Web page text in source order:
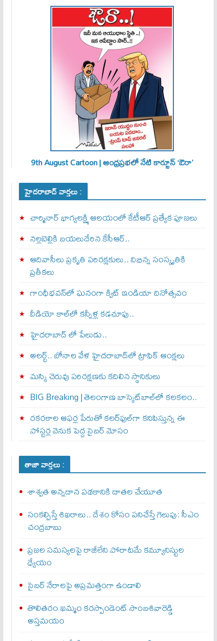
9th August Cartoon | ఆంధ్రప్రభలో నేటి కార్టూన్ ‘ఔరా’
హైదరాబాద్ వార్తలు :
చార్మినార్‌ భాగ్యలక్ష్మి ఆలయంలో కేటీఆర్ ప్రత్యేక పూజలు
నల్లబెల్లికి బయలుదేరిన కేసీఆర్‌..
ఆదివాసీలు ప్రకృతి పరిరక్షకులు.. విభిన్న సంస్కృతికి
ప్రతీకలు
గాంధీభవన్‌లో ఘనంగా క్విట్‌ ఇండియా దినోత్సవం
వీడియో కాల్‌లో కన్నీళ్ల కడచూపు..
హైదరాబాద్ లో పేలుడు..
అలర్ట్‌.. బోనాల వేళ హైదరాబాద్‌లో ట్రాఫిక్‌ ఆంక్షలు
మస్కి చెరువు పరిరక్షణకు కదిలిన స్థానికులు
BIG Breaking | తెలంగాణ బాస్కెట్‌బాల్‌లో కలకలం..
రకరకాల ఆఫర్ల పేరుతో కలర్‌ఫుల్‌గా కనిపిస్తున్న ఈ
పోస్టర్ల వెనుక పెద్ద సైబర్ మోసం
తాజా వార్తలు :
శాశ్వత అన్నదాన పథకానికి దాతల చేయూత
సంకల్పిస్తే శిఖరాలు.. దేశం కోసం పనిచేస్తే గెలుపు: సీఎం
చంద్రబాబు
ప్రజల సమస్యలపై రాజీలేని పోరాటమే కమ్యూనిస్టుల
ధ్యేయం
సైబర్‌ నేరాలపై అప్రమత్తంగా ఉండాలి
తొలితరం ఖమ్మం కరస్పాండెంట్‌ సాంబశివారెడ్డి
అస్తమయం